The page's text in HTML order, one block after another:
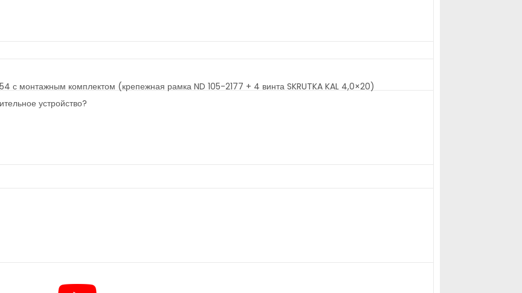
с монтажным комплектом (крепежная рамка ND 105-2177 + 4 винта SKRUTKA KAL 4,0×20)